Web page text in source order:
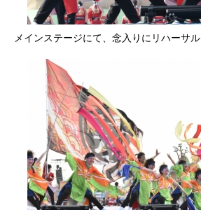
メインステージにて、念入りにリハーサル